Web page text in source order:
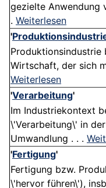
gezielte Anwendung
. Weiterlesen
'
Produktionsindustrie
Wirtschaft, der sich
Weiterlesen
'Verarbeitung'
Im Industriekontext
\'Verarbeitung\' in
Umwandlung . . .
'Fertigung'
Fertigung bzw.
\'hervor führen\'),